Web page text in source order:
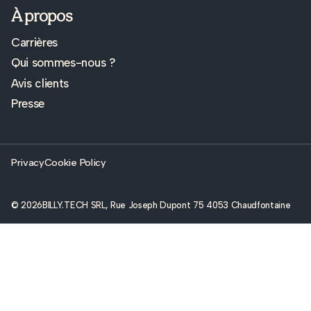
À propos
Carrières
Qui sommes-nous ?
Avis clients
Presse
© 2026 BILLY.TECH SRL, Rue Joseph Dupont 75 4053 Chaudfontaine
PrivacyCookie Policy